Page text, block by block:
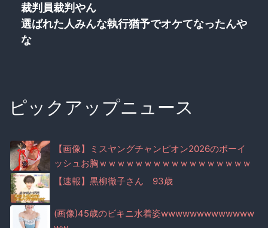
裁判員裁判やん
選ばれた人みんな執行猶予でオケてなったんや
な
ピックアップニュース
【画像】ミスヤングチャンピオン2026のボーイ
ッシュお胸ｗｗｗｗｗｗｗｗｗｗｗｗｗｗｗｗｗ
ｗｗｗ
【速報】黒柳徹子さん 93歳
(画像)45歳のビキニ水着姿wwwwwwwwwwwww